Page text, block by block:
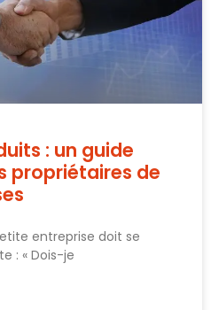
: un guide
propriétaires de
entreprise doit se
: « Dois-je